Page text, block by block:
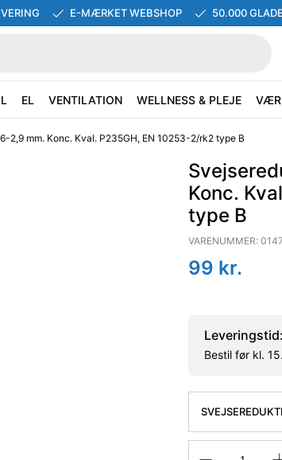
E-MÆRKET WEBSHOP 50.000
EL VENTILATION WELLNESS & PLEJE
2,9 mm. Konc. Kval. P235GH, EN 10253-2/rk2 type B
Konc.
type B
VARENUMMER:
99 kr.
Leveringstid:
Bestil før kl.